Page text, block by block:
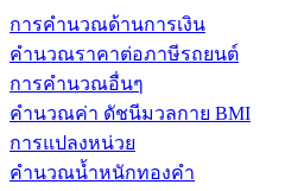
การคำนวณด้านการเงิน
คำนวณราคาต่อภาษีรถยนต์
การคำนวณอื่นๆ
คำนวณค่า ดัชนีมวลกาย BMI
การแปลงหน่วย
คำนวณน้ำหนักทองคำ